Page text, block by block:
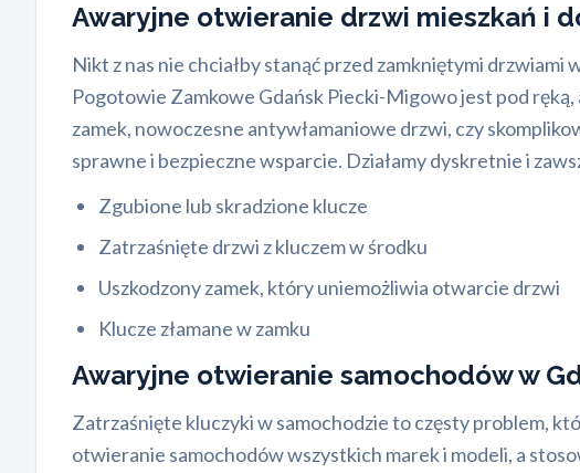
Awaryjne otwieranie drzwi mieszkań i
Nikt z nas nie chciałby stanąć przed zamkniętymi drzwiami
Pogotowie Zamkowe Gdańsk Piecki-Migowo jest pod
zamek, nowoczesne antywłamaniowe drzwi, czy
sprawne i bezpieczne wsparcie. Działamy dyskretnie i
Zgubione lub skradzione klucze
Zatrzaśnięte drzwi z kluczem w środku
Uszkodzony zamek, który uniemożliwia otwarcie drzwi
Klucze złamane w zamku
Awaryjne otwieranie samochodów w
Zatrzaśnięte kluczyki w samochodzie to częsty problem,
otwieranie samochodów wszystkich marek i modeli, a